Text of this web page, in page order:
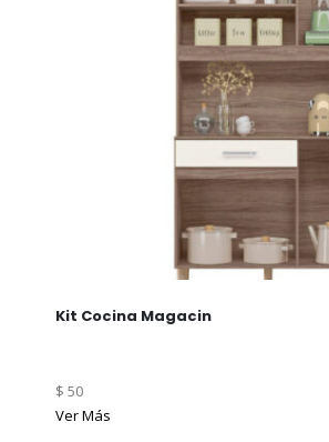
Kit Cocina Magacin
$ 50
Ver Más